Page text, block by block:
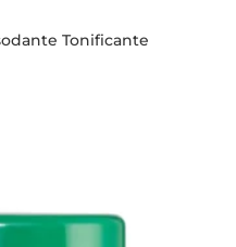
Tonificante